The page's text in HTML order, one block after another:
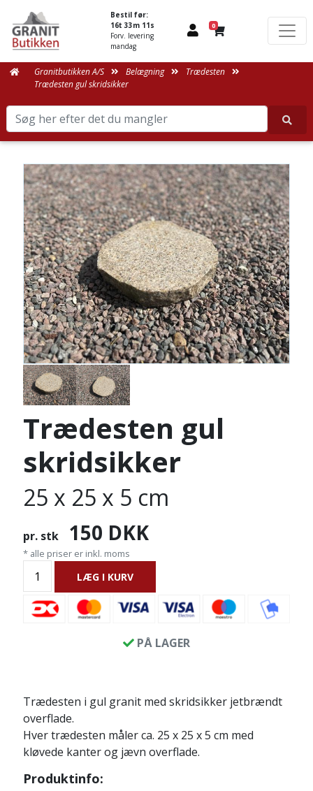
Trædesten gul
skridsikker
25 x 25 x 5 cm
pr. stk 150 DKK
* alle priser er inkl. moms
LÆG I KURV
PÅ LAGER
Trædesten i gul granit med skridsikker jetbrændt
overflade.
Hver trædesten måler ca. 25 x 25 x 5 cm med
kløvede kanter og jævn overflade.
Produktinfo:
Bestil før:
16t 33m 11s
Forv. levering
mandag
0
Granitbutikken A/S Belægning
Trædesten
Trædesten gul skridsikker